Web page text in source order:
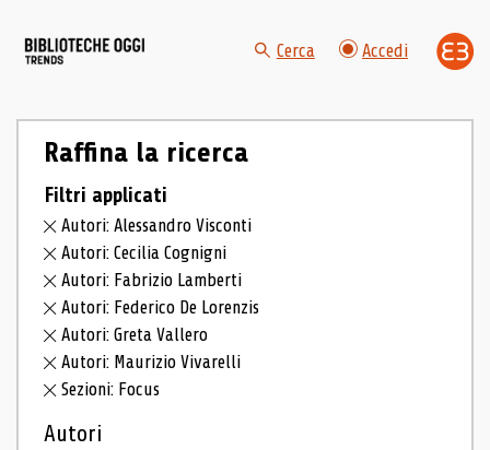
Cerca Accedi
Raffina la ricerca
Filtri applicati
Autori: Alessandro Visconti
Autori: Cecilia Cognigni
Autori: Fabrizio Lamberti
Autori: Federico De Lorenzis
Autori: Greta Vallero
Autori: Maurizio Vivarelli
Sezioni: Focus
Autori